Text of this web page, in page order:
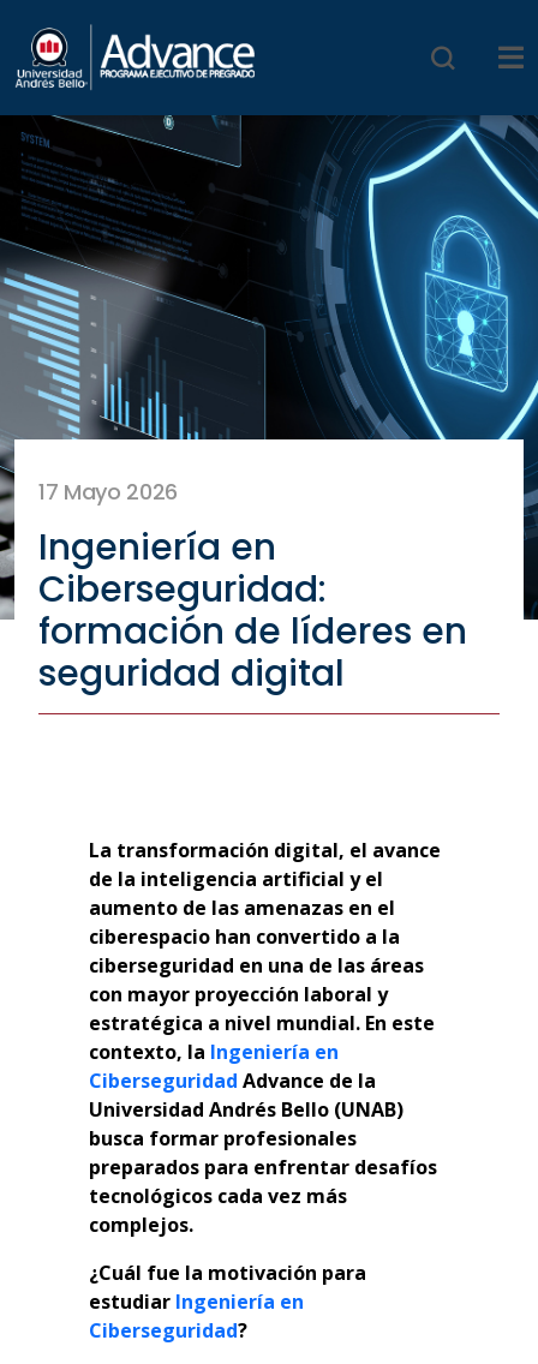
17 Mayo 2026
Ingeniería en
Ciberseguridad:
formación de líderes en
seguridad digital
La transformación digital, el avance
de la inteligencia artificial y el
aumento de las amenazas en el
ciberespacio han convertido a la
ciberseguridad en una de las áreas
con mayor proyección laboral y
estratégica a nivel mundial. En este
contexto, la Ingeniería en
Ciberseguridad Advance de la
Universidad Andrés Bello (UNAB)
busca formar profesionales
preparados para enfrentar desafíos
tecnológicos cada vez más
complejos.
¿Cuál fue la motivación para
estudiar Ingeniería en
Ciberseguridad?